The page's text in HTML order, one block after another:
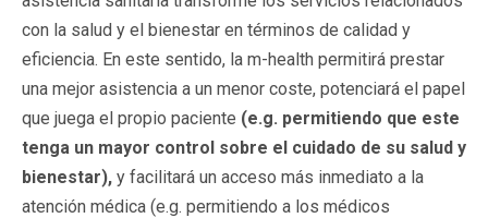
con la salud y el bienestar en términos de calidad y
eficiencia. En este sentido, la m-health permitirá prestar
una mejor asistencia a un menor coste, potenciará el papel
que juega el propio paciente (e.g. permitiendo que este
tenga un mayor control sobre el cuidado de su salud y
bienestar), y facilitará un acceso más inmediato a la
atención médica (e.g. permitiendo a los médicos